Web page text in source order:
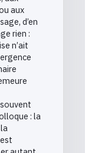
aux
d’en
rien :
n’ait
: la